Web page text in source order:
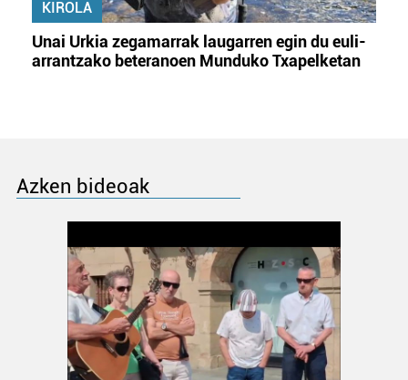
KIROLA
Unai Urkia zegamarrak laugarren egin du euli-
arrantzako beteranoen Munduko Txapelketan
Azken bideoak